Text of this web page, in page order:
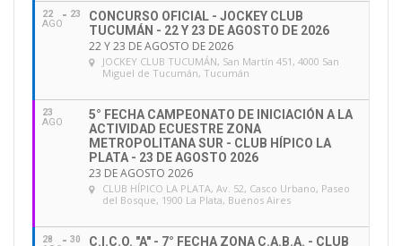
22
AGO
23
CONCURSO OFICIAL - JOCKEY CLUB
TUCUMÁN - 22 Y 23 DE AGOSTO DE 2026
22 Y 23 DE AGOSTO DE 2026
JOCKEY CLUB TUCUMÁN, San Martín 451, 4000 San
Miguel de Tucumán, Tucumán
23
AGO
5° FECHA CAMPEONATO DE INICIACIÓN A LA
ACTIVIDAD ECUESTRE ZONA
METROPOLITANA SUR - CLUB HÍPICO LA
PLATA - 23 DE AGOSTO 2026
23 DE AGOSTO 2026
CLUB HÍPICO LA PLATA, Av. 52, Casco Urbano, Paseo
del Bosque, 1900 La Plata, Buenos Aires
28 30
C.I.C.O. "A" - 7° FECHA ZONA C.A.B.A. - CLUB